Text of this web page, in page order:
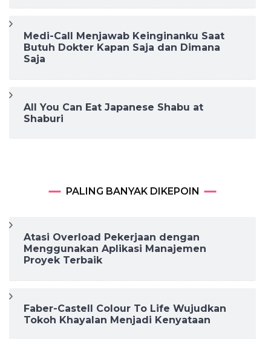
Medi-Call Menjawab Keinginanku Saat
Butuh Dokter Kapan Saja dan Dimana
Saja
All You Can Eat Japanese Shabu at
Shaburi
PALING BANYAK DIKEPOIN
Atasi Overload Pekerjaan dengan
Menggunakan Aplikasi Manajemen
Proyek Terbaik
Faber-Castell Colour To Life Wujudkan
Tokoh Khayalan Menjadi Kenyataan